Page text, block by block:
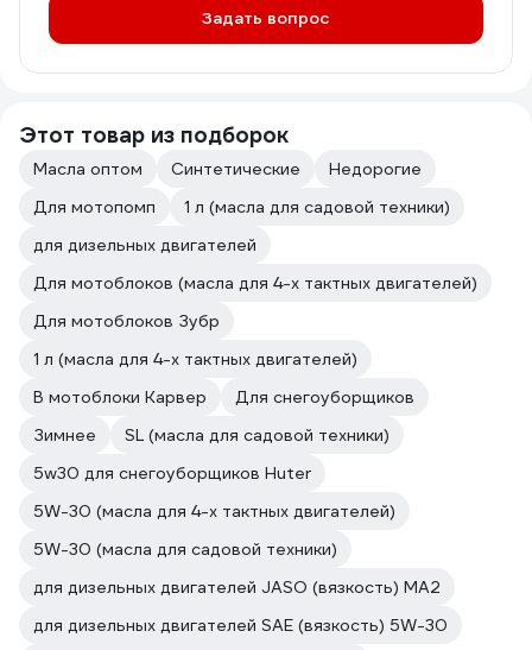
Задать вопрос
Этот товар из подборок
Масла оптом Синтетические
Недорогие
Для мотопомп
1 л (масла для садовой техники)
для дизельных двигателей
Для мотоблоков (масла для 4-х тактных двигателей)
Для мотоблоков Зубр
1 л (масла для 4-х тактных двигателей)
В мотоблоки Карвер
Для снегоуборщиков
Зимнее
SL (масла для садовой техники)
5w30 для снегоуборщиков Huter
5W-30 (масла для 4-х тактных двигателей)
5W-30 (масла для садовой техники)
для дизельных двигателей JASO (вязкость) MA2
для дизельных двигателей SAE (вязкость) 5W-30